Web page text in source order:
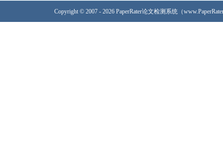
Copyright © 2007 - 2026 PaperRater论文检测系统（